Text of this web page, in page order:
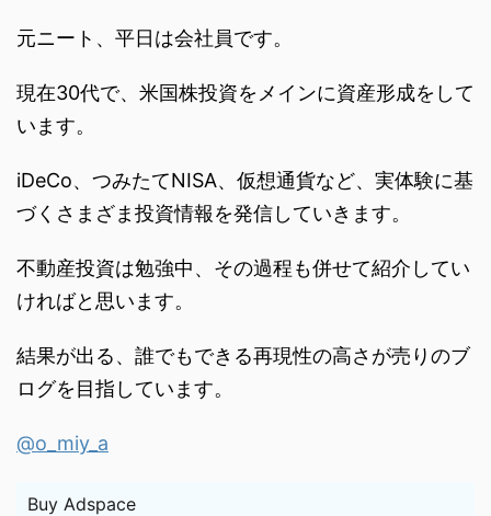
元ニート、平日は会社員です。
現在30代で、米国株投資をメインに資産形成をして
います。
iDeCo、つみたてNISA、仮想通貨など、実体験に基
づくさまざま投資情報を発信していきます。
不動産投資は勉強中、その過程も併せて紹介してい
ければと思います。
結果が出る、誰でもできる再現性の高さが売りのブ
ログを目指しています。
@o_miy_a
Buy Adspace